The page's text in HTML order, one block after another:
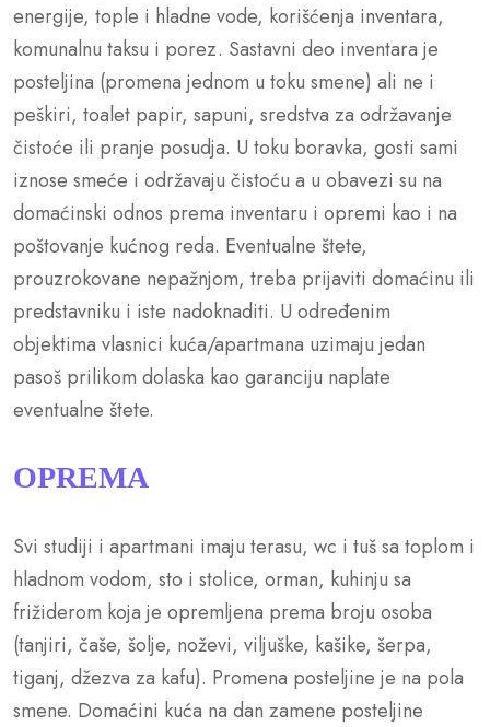
energije, tople i hladne vode, korišćenja inventara,
komunalnu taksu i porez. Sastavni deo inventara je
posteljina (promena jednom u toku smene) ali ne i
peškiri, toalet papir, sapuni, sredstva za održavanje
čistoće ili pranje posudja. U toku boravka, gosti sami
iznose smeće i održavaju čistoću a u obavezi su na
domaćinski odnos prema inventaru i opremi kao i na
poštovanje kućnog reda. Eventualne štete,
prouzrokovane nepažnjom, treba prijaviti domaćinu ili
predstavniku i iste nadoknaditi. U određenim
objektima vlasnici kuća/apartmana uzimaju jedan
pasoš prilikom dolaska kao garanciju naplate
eventualne štete.
OPREMA
Svi studiji i apartmani imaju terasu, wc i tuš sa toplom i
hladnom vodom, sto i stolice, orman, kuhinju sa
frižiderom koja je opremljena prema broju osoba
(tanjiri, čaše, šolje, noževi, viljuške, kašike, šerpa,
tiganj, džezva za kafu). Promena posteljine je na pola
smene. Domaćini kuća na dan zamene posteljine